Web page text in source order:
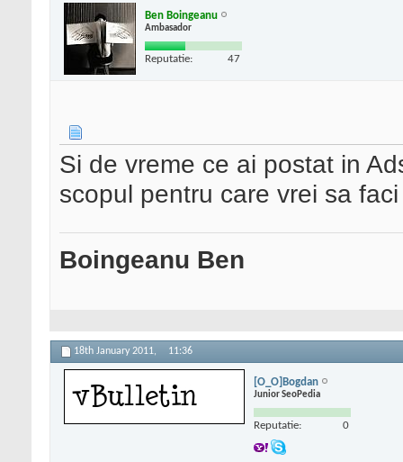
Ben Boingeanu
Ambasador
Reputatie: 47
Si de vreme ce ai postat in
scopul pentru care vrei sa
Boingeanu Ben
18th January 2011, 11:36
[O_O]Bogdan
Junior SeoPedia
Reputatie: 0